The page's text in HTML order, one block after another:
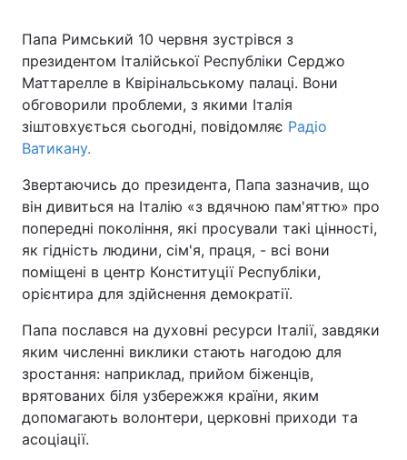
Папа Римський 10 червня зустрівся з
президентом Італійської Республіки Серджо
Маттарелле в Квірінальському палаці. Вони
обговорили проблеми, з якими Італія
зіштовхується сьогодні, повідомляє Радіо
Ватикану.
Звертаючись до президента, Папа зазначив, що
він дивиться на Італію «з вдячною пам'яттю» про
попередні покоління, які просували такі цінності,
як гідність людини, сім'я, праця, - всі вони
поміщені в центр Конституції Республіки,
орієнтира для здійснення демократії.
Папа послався на духовні ресурси Італії, завдяки
яким численні виклики стають нагодою для
зростання: наприклад, прийом біженців,
врятованих біля узбережжя країни, яким
допомагають волонтери, церковні приходи та
асоціації.